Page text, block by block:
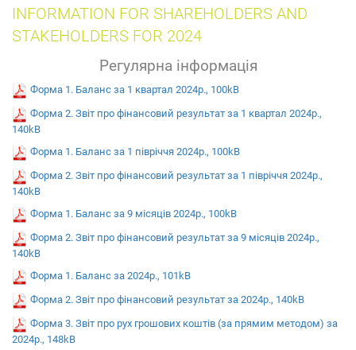
INFORMATION FOR SHAREHOLDERS AND
STAKEHOLDERS FOR 2024
Регулярна інформація
Форма 1. Баланс за 1 квартал 2024р., 100kB
Форма 2. Звіт про фінансовий результат за 1 квартал 2024р.,
140kB
Форма 1. Баланс за 1 півріччя 2024р., 100kB
Форма 2. Звіт про фінансовий результат за 1 півріччя 2024р.,
140kB
Форма 1. Баланс за 9 місяців 2024р., 100kB
Форма 2. Звіт про фінансовий результат за 9 місяців 2024р.,
140kB
Форма 1. Баланс за 2024р., 101kB
Форма 2. Звіт про фінансовий результат за 2024р., 140kB
Форма 3. Звіт про рух грошових коштів (за прямим методом) за
2024р., 148kB